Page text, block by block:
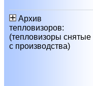
Архив
тепловизоров:
(тепловизоры снятые
с производства)